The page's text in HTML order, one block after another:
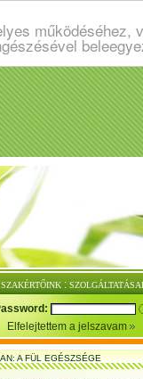
SZAKÉRTŐINK :
Elfelejtettem a jelszavam
A FÜL EGÉSZSÉGE